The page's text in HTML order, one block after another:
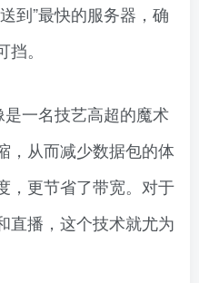
到”最快的服务器，确
。
一名技艺高超的魔术
，从而减少数据包的体
，更节省了带宽。对于
直播，这个技术就尤为